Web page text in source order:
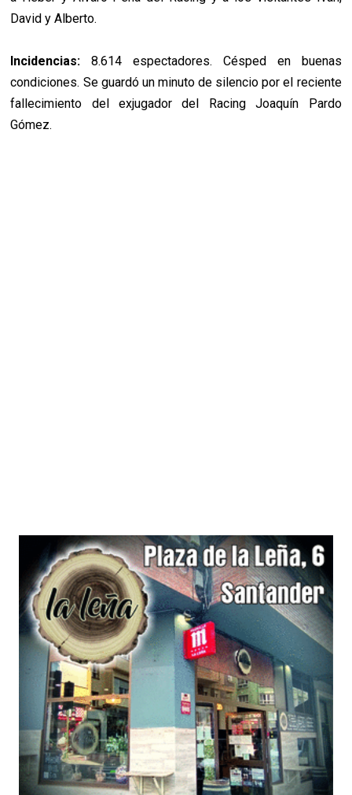
David y Alberto.
Incidencias:8.614 espectadores. Césped en buenas
condiciones. Se guardó un minuto de silencio por el reciente
fallecimiento del exjugador del Racing Joaquín Pardo
Gómez.